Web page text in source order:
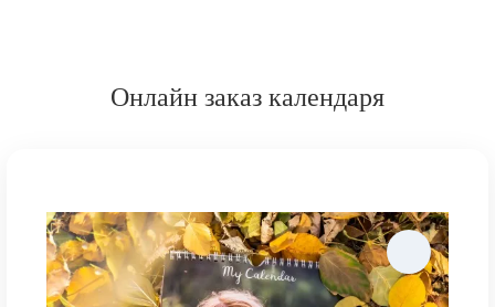
Онлайн заказ календаря